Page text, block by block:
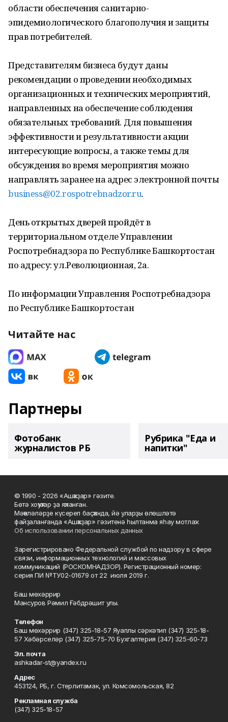
области обеспечения санитарно-
эпидемиологического благополучия и защиты
прав потребителей.
Представителям бизнеса будут даны
рекомендации о проведении необходимых
организационных и технических мероприятий,
направленных на обеспечение соблюдения
обязательных требований. Для повышения
эффективности и результативности акции
интересующие вопросы, а также темы для
обсуждения во время мероприятия можно
направлять заранее на адрес электронной почты
business@02.rospotrebnadzor.ru.
День открытых дверей пройдёт в
территориальном отделе Управлении
Роспотребнадзора по Республике Башкортостан
по адресу: ул.Революционная, 2а.
По информации Управления Роспотребнадзора
по Республике Башкортостан
Читайте нас
Партнеры
Фотобанк
журналистов РБ
Рубрика "Еда и
напитки"
© 1990 - 2026 «Ашҡаҙар» гәзите.
Бөтә хоҡуҡтар ҙа яҡланған.
Мәҡәләләрҙе күсереп баҫҡанда, йә уларҙы өлөшләтә
файҙаланғанда «Ашҡаҙар» гәзитенә һылтанма яһау мотлаҡ.
Об использовании персональных данных
Зарегистрировано Федеральной службой по надзору в сфере
связи, информационных технологий и массовых
коммуникаций (РОСКОМНАДЗОР). Регистрационный номер:
серия ПИ №ТУ02-01679 от 22 июля 2019 г.
Баш мөхәррир
Мансуров Рәмил Ғәбдрәшит улы.
Телефон
Баш мөхәррир (347) 325-18-57 Яуаплы сәркәтип (347) 325-18-
57 Хәбәрселәр (347) 325-75-70 Бухгалтерия (347) 325-60-73
Эл. почта
ashkadar-st@yandex.ru
Адрес
453124, РБ, г. Стерлитамак, ул. Комсомольская, 82
Рекламная служба
(347) 325-18-57